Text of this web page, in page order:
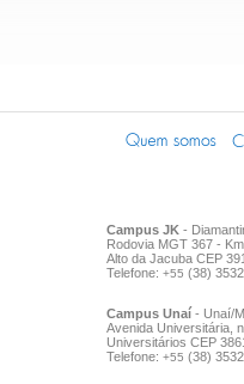
Campus JK -
Rodovia MGT 367 -
Alto da Jacuba CEP
Telefone: +55 (38)
Campus Unaí - Unaí/
Avenida Universitária,
Universitários CEP
Telefone: +55 (38)